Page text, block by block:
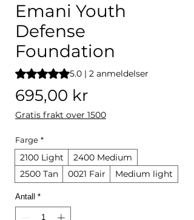
Emani Youth
Defense
Foundation
Vurderingen er 5.0 av fem stjerner basert
5.0 | 2 anmeldelser
695,00 krPris
Gratis frakt over 1500
Farge *
2100 Light
2400 Medium
2500 Tan
0021 Fair Medium light
Antall *